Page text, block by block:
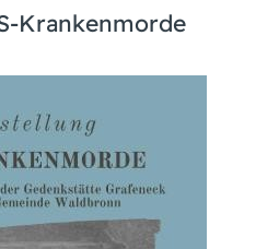
Krankenmorde